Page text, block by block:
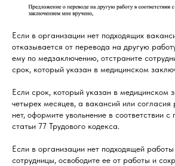
Если в организации нет подходящих
отказывается от перевода на другую
ему по медзаключению, отстраните
срок, который указан в медицинском
Если срок, который указан в медицинском
четырех месяцев, а вакансий или согласия
нет, оформите увольнение в соответствии с
статьи 77 Трудового кодекса.
Если в организации нет подходящей
сотрудницы, освободите ее от работы и